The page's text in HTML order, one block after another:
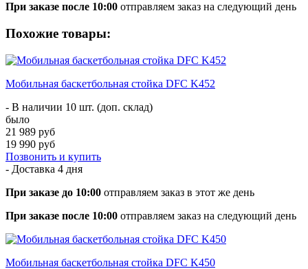
При заказе после 10:00 отправляем заказ на следующий день
Похожие товары:
Мобильная баскетбольная стойка DFC K452
- В наличии 10 шт. (доп. склад)
было
21 989 руб
19 990 руб
Позвонить и купить
- Доставка 4 дня
При заказе до 10:00 отправляем заказ в этот же день
При заказе после 10:00 отправляем заказ на следующий день
Мобильная баскетбольная стойка DFC K450